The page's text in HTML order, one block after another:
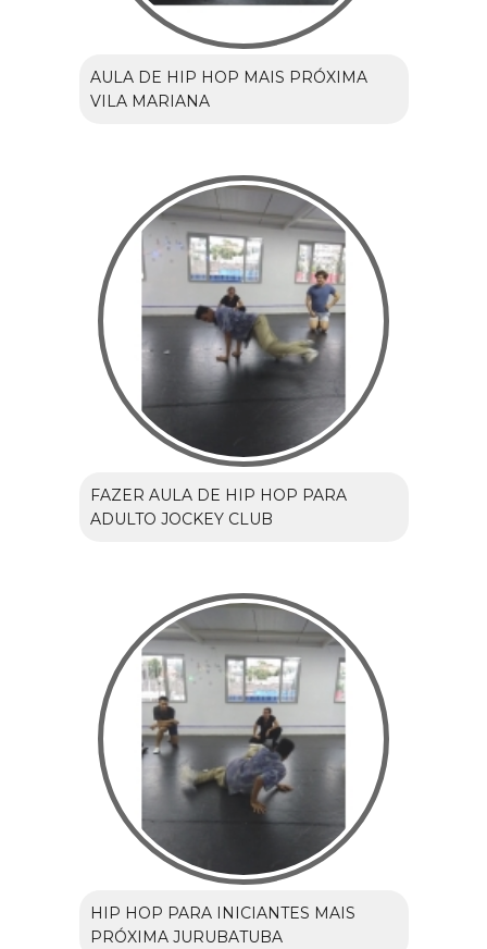
AULA DE HIP HOP MAIS PRÓXIMA
VILA MARIANA
FAZER AULA DE HIP HOP PARA
ADULTO JOCKEY CLUB
HIP HOP PARA INICIANTES MAIS
PRÓXIMA JURUBATUBA